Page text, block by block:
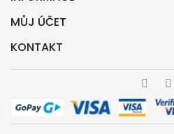
MŮJ ÚČET
KONTAKT